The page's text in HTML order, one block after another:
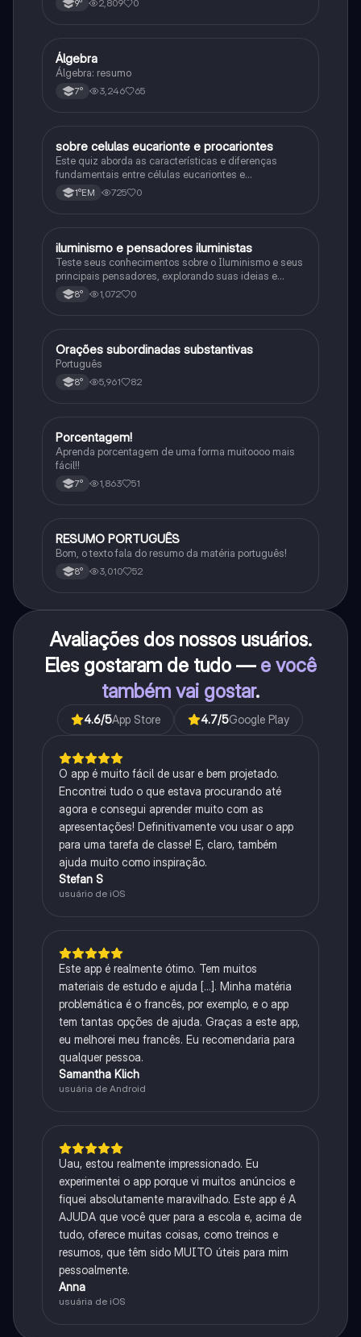
primeira guerra mundial
9° 2,809 0
ÁMatematica
Álgebra
Álgebra: resumo
7° 3,246 65
SBiologia
sobre celulas eucarionte e procariontes
Este quiz aborda as características e diferenças
fundamentais entre células eucariontes e
procariontes.
1°EM 725 0
IHistória
iluminismo e pensadores iluministas
Teste seus conhecimentos sobre o Iluminismo e seus
principais pensadores, explorando suas ideias e
impacto histórico.
8° 1,072 0
OPortuguês
Orações subordinadas substantivas
Português
8° 5,961 82
PMatematica
Porcentagem!
Aprenda porcentagem de uma forma muitoooo mais
fácil!!
7° 1,863 51
RPortuguês
RESUMO PORTUGUÊS
Bom, o texto fala do resumo da matéria português!
8° 3,010 52
Avaliações dos nossos usuários.
Eles gostaram de tudo — e você
também vai gostar.
4.6/5App Store 4.7/5Google Play
O app é muito fácil de usar e bem projetado.
Encontrei tudo o que estava procurando até
agora e consegui aprender muito com as
apresentações! Definitivamente vou usar o app
para uma tarefa de classe! E, claro, também
ajuda muito como inspiração.
Stefan S
usuário de iOS
Este app é realmente ótimo. Tem muitos
materiais de estudo e ajuda [...]. Minha matéria
problemática é o francês, por exemplo, e o app
tem tantas opções de ajuda. Graças a este app,
eu melhorei meu francês. Eu recomendaria para
qualquer pessoa.
Samantha Klich
usuária de Android
Uau, estou realmente impressionado. Eu
experimentei o app porque vi muitos anúncios e
fiquei absolutamente maravilhado. Este app é A
AJUDA que você quer para a escola e, acima de
tudo, oferece muitas coisas, como treinos e
resumos, que têm sido MUITO úteis para mim
pessoalmente.
Anna
usuária de iOS